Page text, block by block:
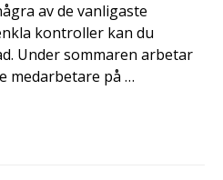
av de vanligaste
kontroller kan du
Under sommaren arbetar
medarbetare på …